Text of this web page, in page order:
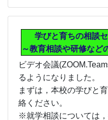
学びと育ちの相談
～教育相談や研修など
ビデオ会議
るようになりました。
まずは，本校の学びと
絡ください。
※就学相談については